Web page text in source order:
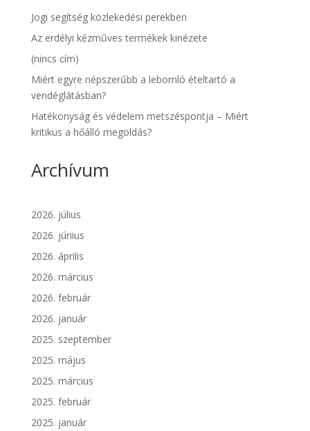
Jogi segítség közlekedési perekben
Az erdélyi kézműves termékek kinézete
(nincs cím)
Miért egyre népszerűbb a lebomló ételtartó a
vendéglátásban?
Hatékonyság és védelem metszéspontja – Miért
kritikus a hőálló megoldás?
Archívum
2026. július
2026. június
2026. április
2026. március
2026. február
2026. január
2025. szeptember
2025. május
2025. március
2025. február
2025. január